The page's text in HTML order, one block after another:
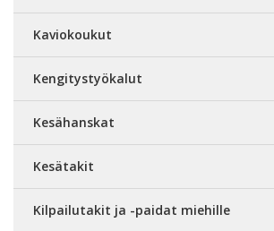
Kaviokoukut
Kengitystyökalut
Kesähanskat
Kesätakit
Kilpailutakit ja -paidat miehille